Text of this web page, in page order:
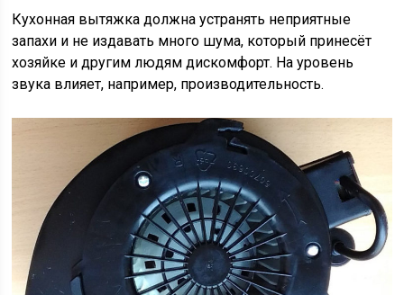
Кухонная вытяжка должна устранять неприятные
запахи и не издавать много шума, который принесёт
хозяйке и другим людям дискомфорт. На уровень
звука влияет, например, производительность.